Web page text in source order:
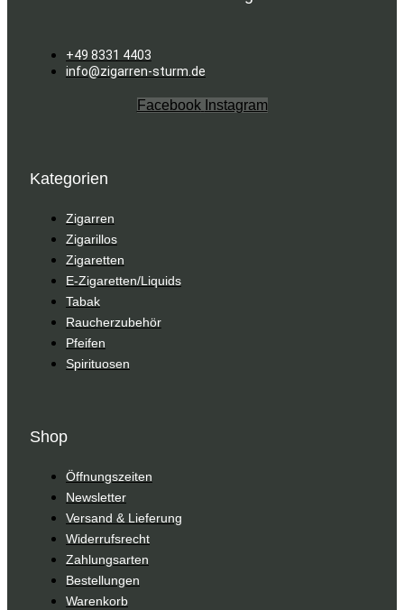
+49 8331 4403
info@zigarren-sturm.de
Facebook Instagram
Kategorien
Zigarren
Zigarillos
Zigaretten
E-Zigaretten/Liquids
Tabak
Raucherzubehör
Pfeifen
Spirituosen
Shop
Öffnungszeiten
Newsletter
Versand & Lieferung
Widerrufsrecht
Zahlungsarten
Bestellungen
Warenkorb